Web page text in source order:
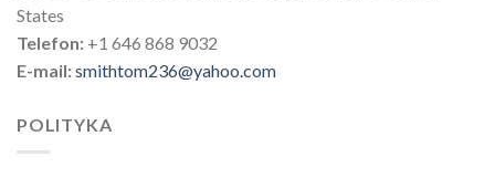
States
Telefon: +1 646 868 9032
E-mail:smithtom236@yahoo.com
POLITYKA